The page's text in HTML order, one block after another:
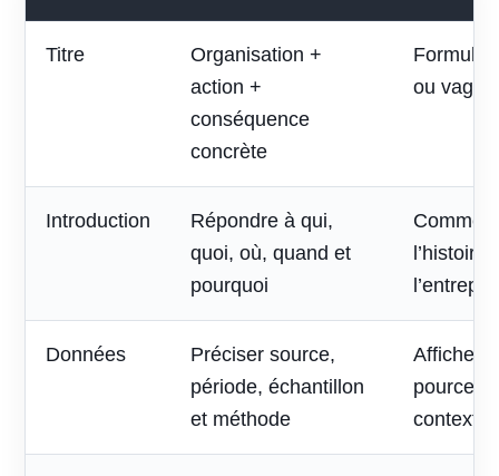
Titre
Organisation +
action +
conséquence
concrète
Formule
ou vague
Introduction
Répondre à qui,
quoi, où, quand et
pourquoi
Données
Préciser source,
période, échantillon
et méthode
Afficher
contexte